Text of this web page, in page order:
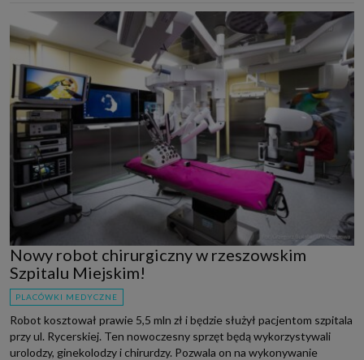
Nowy robot chirurgiczny w rzeszowskim
Szpitalu Miejskim!
PLACÓWKI MEDYCZNE
Robot kosztował prawie 5,5 mln zł i będzie służył pacjentom szpitala
przy ul. Rycerskiej. Ten nowoczesny sprzęt będą wykorzystywali
urolodzy, ginekolodzy i chirurdzy. Pozwala on na wykonywanie